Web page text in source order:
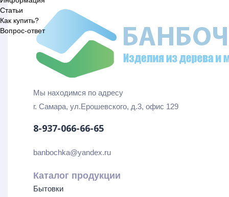
Статьи
Как купить?
Вопрос-ответ
Мы находимся по адресу
г. Самара, ул.Ерошевского, д.3, офис 129
8-937-066-66-65
banbochka@yandex.ru
Каталог продукции
Бытовки